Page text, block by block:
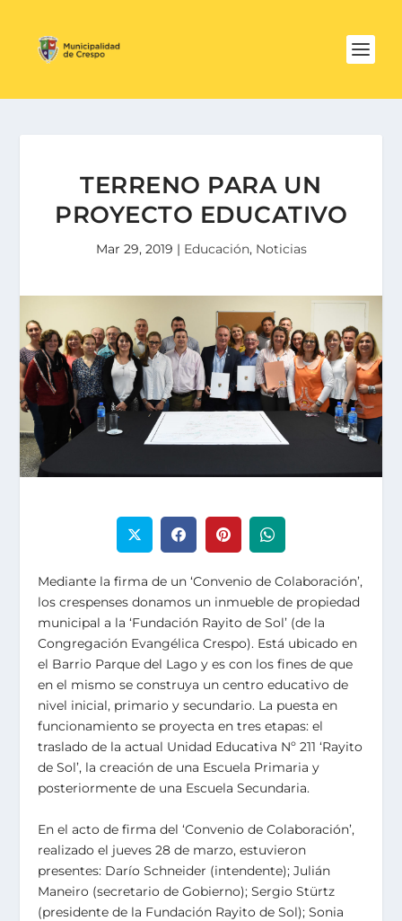
TERRENO PARA UN
PROYECTO EDUCATIVO
Mar 29, 2019 | Educación, Noticias
Mediante la firma de un ‘Convenio de Colaboración’,
los crespenses donamos un inmueble de propiedad
municipal a la ‘Fundación Rayito de Sol’ (de la
Congregación Evangélica Crespo). Está ubicado en
el Barrio Parque del Lago y es con los fines de que
en el mismo se construya un centro educativo de
nivel inicial, primario y secundario. La puesta en
funcionamiento se proyecta en tres etapas: el
traslado de la actual Unidad Educativa Nº 211 ‘Rayito
de Sol’, la creación de una Escuela Primaria y
posteriormente de una Escuela Secundaria.
En el acto de firma del ‘Convenio de Colaboración’,
realizado el jueves 28 de marzo, estuvieron
presentes: Darío Schneider (intendente); Julián
Maneiro (secretario de Gobierno); Sergio Stürtz
(presidente de la Fundación Rayito de Sol); Sonia